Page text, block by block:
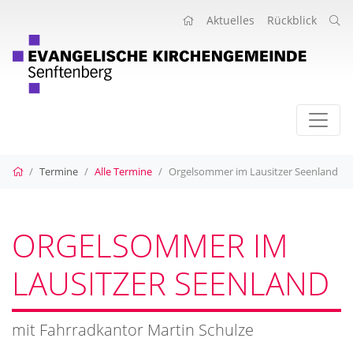
Aktuelles Rückblick
Startseite
Termine Alle Termine Orgelsommer im Lausitzer Seenland
ORGELSOMMER IM
LAUSITZER SEENLAND
mit Fahrradkantor Martin Schulze